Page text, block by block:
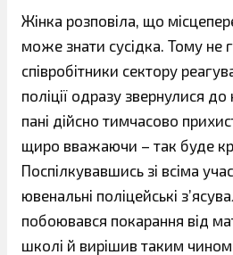
Жінка розповіла, що
може знати сусідка. Тому не
співробітники сектору
поліції одразу звернулися
пані дійсно тимчасово
щиро вважаючи – так буде
Поспілкувавшись зі всіма
ювенальні поліцейські
побоювався покарання від
школі й вирішив таким чином